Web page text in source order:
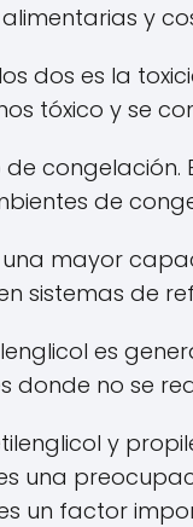
y
dos es la
tóxico y se
de
una mayor
sistemas de
es
donde no se
y
una
un factor